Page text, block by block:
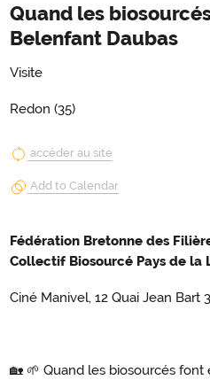
Quand les
Belenfant Daubas
Visite
Redon (35)
accéder au site
Add to Calendar
Fédération Bretonne des
Collectif Biosourcé Pays de la
Ciné Manivel, 12 Quai Jean Bart
🏡 🌱 Quand les biosourcés font